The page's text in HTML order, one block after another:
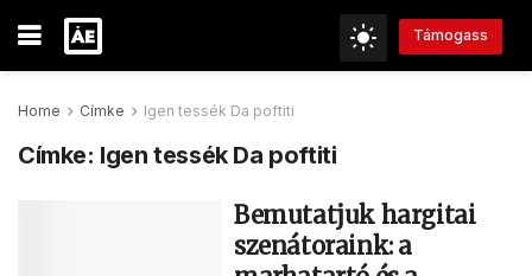
Támogass
Home Címke Igen tessék Da poftiti
Címke: Igen tessék Da poftiti
Bemutatjuk hargitai
szenátoraink: a